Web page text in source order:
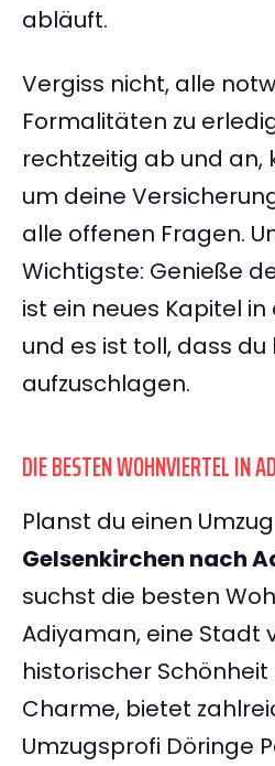
abläuft.
Vergiss nicht, alle
Formalitäten zu
rechtzeitig ab und an,
um deine
alle offenen Fragen.
Wichtigste: Genieße
ist ein neues Kapitel
und es ist toll, dass
aufzuschlagen.
DIE BESTEN WOHNVIERTEL IN
Planst du einen
Gelsenkirchen nach
suchst die besten
Adiyaman, eine Stadt
historischer
Charme, bietet
Umzugsprofi Döringe